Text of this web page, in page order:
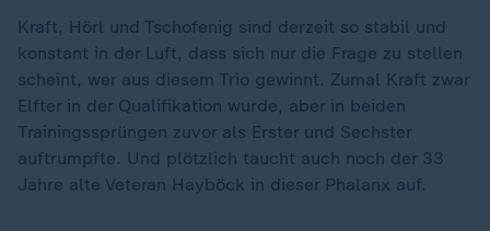
Kraft, Hörl und Tschofenig sind derzeit so stabil und
konstant in der Luft, dass sich nur die Frage zu stellen
scheint, wer aus diesem Trio gewinnt. Zumal Kraft zwar
Elfter in der Qualifikation wurde, aber in beiden
Trainingssprüngen zuvor als Erster und Sechster
auftrumpfte. Und plötzlich taucht auch noch der 33
Jahre alte Veteran Hayböck in dieser Phalanx auf.